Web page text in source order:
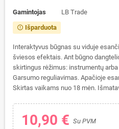
Gamintojas LB Trade
error_outline Išparduota
Interaktyvus būgnas su viduje
šviesos efektais. Ant būgno
skirtingus rėžimus: instrumentų
Garsumo reguliavimas. Apačioje
Skirtas vaikams nuo 18 mėn.
10,90 € Su PVM